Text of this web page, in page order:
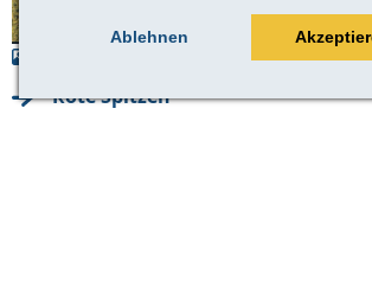
Ablehnen
© Ressidenzschloss Altenburg
Rote Spitzen